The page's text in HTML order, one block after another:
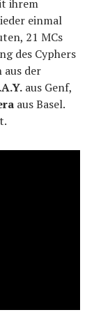
ihrem
einmal
21 MCs
des Cyphers
der
aus Genf,
aus Basel.